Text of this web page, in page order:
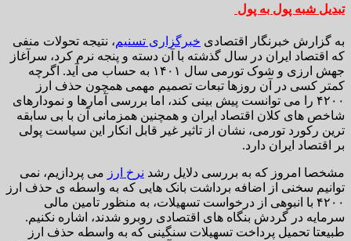
تبدیل شبه پول به پول
به گزارش خبرنگار اقتصادی خبرگزاری تسنیم، نتیجه تحولات منفی
که اقتصاد ایران در سال گذشته با آن دسته و پنجه نرم کرد، سرآغاز
جهش ارزی و شوک تورمی سال ۱۴۰۱ به حساب می آید. اگرچه
کمتر کسی در آن روزها تبعات تصمیم مهمی همچون حذف ارز
۴۲۰۰ را می توانست پیش بینی کند، اما بررسی آمارها و نمودارهای
شاخص های کلان اقتصاد ایران و همچنین همزمانی آن با بی سابقه
ترین رکورد تورمی، نشان از تاثیر غیر قابل انکار این سیاست پولی
بر اقتصاد ایران دارد.
مشخصا امروز که به بررسی دلایل رشد نرخ ارز می پردازیم، نمی
توانیم سخنی از اضافه برداشت بانک هایی که به واسطه ی حذف ارز
۴۲۰۰ با انبوهی از درخواست تسهیلات، به منظور تامین مالی
سرمایه در گردش بنگاه های اقتصادی روبرو شدند، اشاره نکنیم.
طبیعتا تحمیل پرداخت تسهیلات سنگینی که به واسطه حذف ارز